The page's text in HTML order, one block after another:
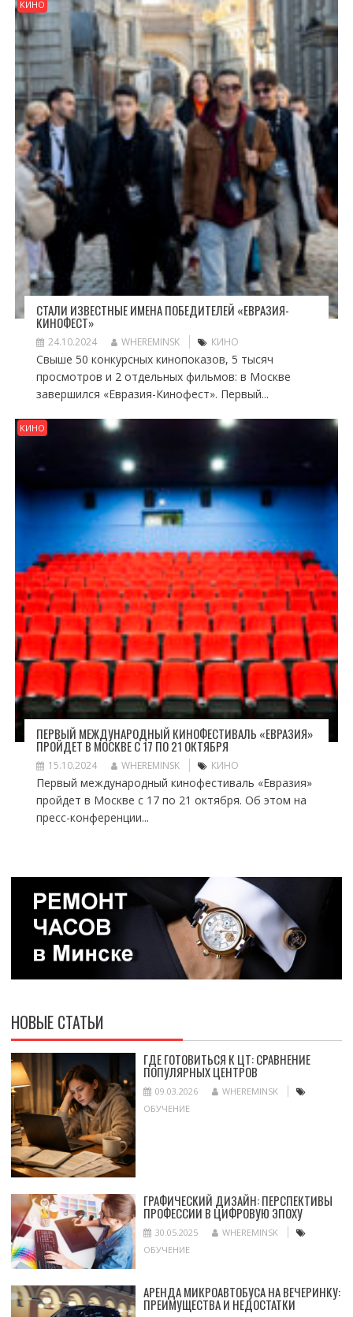
КИНО
СТАЛИ ИЗВЕСТНЫЕ ИМЕНА ПОБЕДИТЕЛЕЙ «ЕВРАЗИЯ-
КИНОФЕСТ»
24.10.2024 WHEREMINSK КИНО
Свыше 50 конкурсных кинопоказов, 5 тысяч
просмотров и 2 отдельных фильмов: в Москве
завершился «Евразия-Кинофест». Первый...
КИНО
ПЕРВЫЙ МЕЖДУНАРОДНЫЙ КИНОФЕСТИВАЛЬ «ЕВРАЗИЯ»
ПРОЙДЕТ В МОСКВЕ С 17 ПО 21 ОКТЯБРЯ
15.10.2024 WHEREMINSK КИНО
Первый международный кинофестиваль «Евразия»
пройдет в Москве с 17 по 21 октября. Об этом на
пресс-конференции...
НОВЫЕ СТАТЬИ
ГДЕ ГОТОВИТЬСЯ К ЦТ: СРАВНЕНИЕ
ПОПУЛЯРНЫХ ЦЕНТРОВ
09.03.2026
WHEREMINSK
ОБУЧЕНИЕ
ГРАФИЧЕСКИЙ ДИЗАЙН: ПЕРСПЕКТИВЫ
ПРОФЕССИИ В ЦИФРОВУЮ ЭПОХУ
30.05.2025
WHEREMINSK
ОБУЧЕНИЕ
АРЕНДА МИКРОАВТОБУСА НА ВЕЧЕРИНКУ:
ПРЕИМУЩЕСТВА И НЕДОСТАТКИ